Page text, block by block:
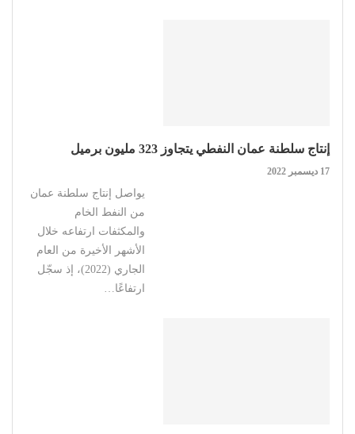
إنتاج سلطنة عمان النفطي يتجاوز 323 مليون برميل
17 ديسمبر 2022
يواصل إنتاج سلطنة عمان
من النفط الخام
والمكثفات ارتفاعه خلال
الأشهر الأخيرة من العام
الجاري (2022)، إذ سجّل
ارتفاعًا…